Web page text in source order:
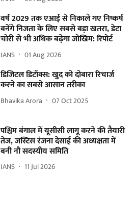
वर्ष 2029 तक एआई से निकाले गए निष्कर्ष
बनेंगे निजता के लिए सबसे बड़ा खतरा, डेटा
चोरी से भी अधिक बढ़ेगा जोखिम: रिपोर्ट
IANS 01 Aug 2026
डिजिटल डिटॉक्स: खुद को दोबारा रिचार्ज
करने का सबसे आसान तरीका
Bhavika Arora 07 Oct 2025
पश्चिम बंगाल में यूसीसी लागू करने की तैयारी
तेज, जस्टिस रंजना देसाई की अध्यक्षता में
बनी नौ सदस्यीय समिति
IANS 11 Jul 2026